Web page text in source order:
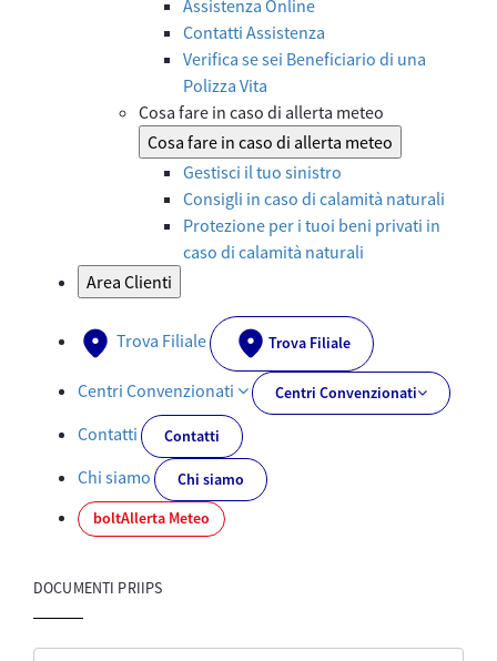
Assistenza Online
Contatti Assistenza
Verifica se sei Beneficiario di una
Polizza Vita
Cosa fare in caso di allerta meteo
Cosa fare in caso di allerta meteo
Gestisci il tuo sinistro
Consigli in caso di calamità naturali
Protezione per i tuoi beni privati in
caso di calamità naturali
Area Clienti
Trova Filiale Trova Filiale
Centri Convenzionati Centri Convenzionati
Contatti Contatti
Chi siamo
Chi siamo
boltAllerta Meteo
DOCUMENTI PRIIPS